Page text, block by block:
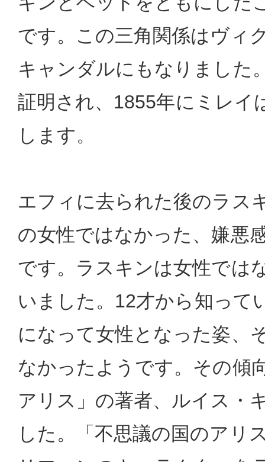
です。この三角関係はヴィ
キャンダルにもなりました
証明され、1855年にミレイ
します。
エフィに去られた後のラス
の女性ではなかった、嫌悪
です。ラスキンは女性では
いました。12才から知って
になって女性となった姿、
なかったようです。その傾
アリス」の著者、ルイス・
した。「不思議の国のアリ